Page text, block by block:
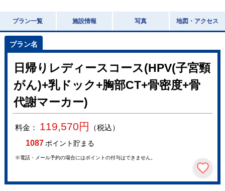
プラン一覧 施設情報 写真 地図・アクセス
日帰りレディースコース(HPV(子宮頸
がん)+乳ドック+胸部CT+骨密度+骨
代謝マーカー)
料金： 119,570円
（税込）
1087ポイント貯まる
※電話・メール予約の場合にはポイントの付与はできません。